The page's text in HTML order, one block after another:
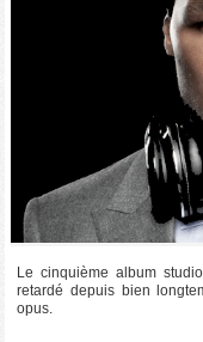
Le cinquième album
retardé depuis bien
opus.